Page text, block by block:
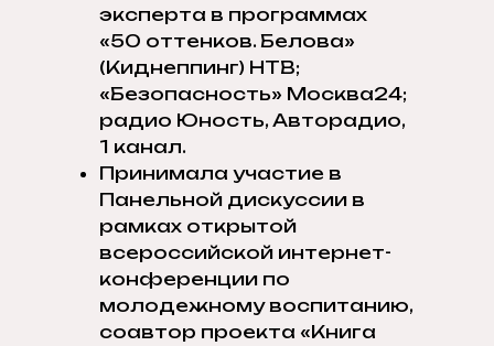
эксперта в программах
«50 оттенков. Белова»
(Киднеппинг) НТВ;
«Безопасность» Москва24;
радио Юность, Авторадио,
1 канал.
Принимала участие в
Панельной дискуссии в
рамках открытой
всероссийской интернет-
конференции по
молодежному воспитанию,
соавтор проекта «Книга